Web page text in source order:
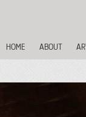
HOME ABOUT